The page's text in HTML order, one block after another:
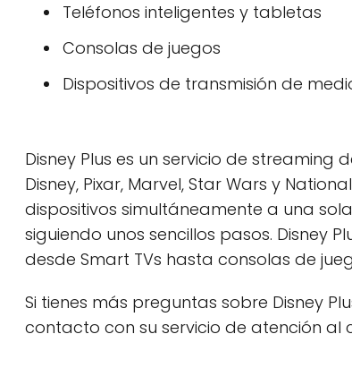
Teléfonos inteligentes y tabletas
Consolas de juegos
Dispositivos de transmisión de
Disney Plus es un servicio de
Disney, Pixar, Marvel, Star Wars y
dispositivos simultáneamente a una
siguiendo unos sencillos pasos. Disney
desde Smart TVs hasta consolas de
Si tienes más preguntas sobre Disney
contacto con su servicio de atención al